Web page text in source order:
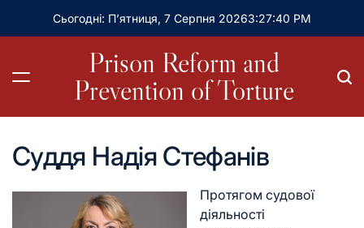
Сьогодні: П’ятниця, 7 Серпня 20263:27:41 PM
Prison Reform and
Prevention of Torture
Суддя Надія Стефанів
Протягом судової
діяльності